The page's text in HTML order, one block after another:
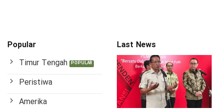
Popular
Timur Tengah
Peristiwa
Amerika
Last News